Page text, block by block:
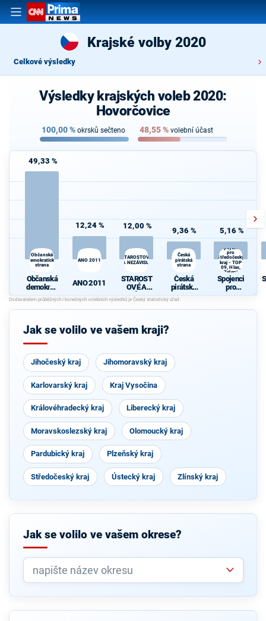
Krajské volby 2020
Celkové výsledky
Výsledky krajských voleb 2020:
Hovorčovice
100,00% okrsků sečteno 48,55% volební účast
49,33 %
Občanská
demokratická
strana
Občanská
demokrati
cká strana
12,24 %
ANO 2011
ANO 2011
12,00 %
STAROSTOVÉ
A NEZÁVISLÍ
STAROST
OVÉ A
NEZÁVISL
Í
9,36 %
Česká
pirátská
strana
Česká
pirátská
strana
5,16 %
Spojenci
pro
Středočeský
kraj - TOP
09, Hlas,
Zelení
Spojenci
pro
Středočes
TOP 09,
Jak se volilo ve vašem kraji?
Jihočeský kraj Jihomoravský kraj
Karlovarský kraj Kraj Vysočina
Královéhradecký kraj Liberecký kraj
Moravskoslezský kraj Olomoucký kraj
Pardubický kraj Plzeňský kraj
Středočeský kraj Ústecký kraj Zlínský kraj
Jak se volilo ve vašem okrese?